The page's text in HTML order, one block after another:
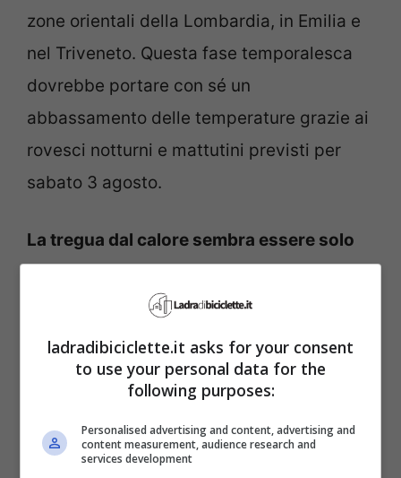
zone orientali della Lombardia, in Emilia e
nel Triveneto. Questa fase temporalesca
dovrebbe portare con sé un
abbassamento delle temperature grazie ai
rovesci notturni e mattutini previsti per
sabato 3 agosto.
La tregua dal calore sembra essere solo
atteso un nuovo rialzo termico su tutta la
penisola a causa di una fiammata
nordafricana che riporterà le temperature
a livelli record.
ladradibiciclette.it asks for your consent
to use your personal data for the
following purposes:
Personalised advertising and content, advertising and
content measurement, audience research and
services development